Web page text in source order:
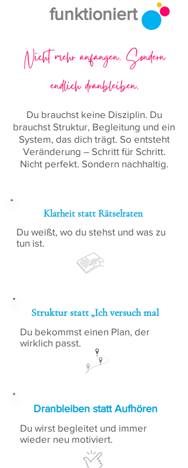
funktioniert
Nicht mehr anfangen. Sondern
endlich dranbleiben.
Du brauchst keine Disziplin. Du
brauchst Struktur, Begleitung und ein
System, das dich trägt. So entsteht
Veränderung – Schritt für Schritt.
Nicht perfekt. Sondern nachhaltig.
Klarheit statt Rätselraten
Du weißt, wo du stehst und was zu
tun ist.
Struktur statt „Ich versuch mal
Du bekommst einen Plan, der
wirklich passt.
Dranbleiben statt Aufhören
Du wirst begleitet und immer
wieder neu motiviert.